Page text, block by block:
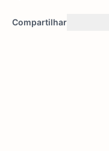
Compartilhar